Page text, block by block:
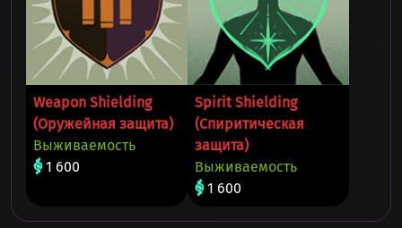
Weapon Shielding
(Оружейная защита)
Выживаемость
1 600
Spirit Shielding
(Спиритическая
защита)
Выживаемость
1 600